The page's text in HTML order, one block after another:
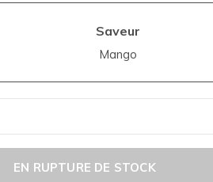
Saveur
Mango
EN RUPTURE DE STOCK